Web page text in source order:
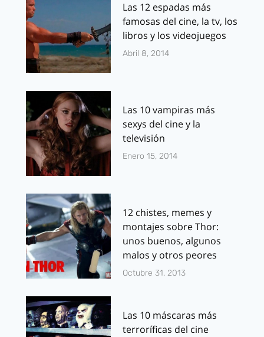
Las 12 espadas más
famosas del cine, la tv, los
libros y los videojuegos
Abril 8, 2014
Las 10 vampiras más
sexys del cine y la
televisión
Enero 15, 2014
12 chistes, memes y
montajes sobre Thor:
unos buenos, algunos
malos y otros peores
Octubre 31, 2013
Las 10 máscaras más
terroríficas del cine